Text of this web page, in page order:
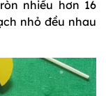
nhiều hơn 16
nhỏ đều nhau